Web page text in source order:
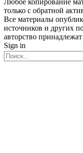
Любое копирование
только с обратной
Все материалы
источников и других
авторство
Sign in